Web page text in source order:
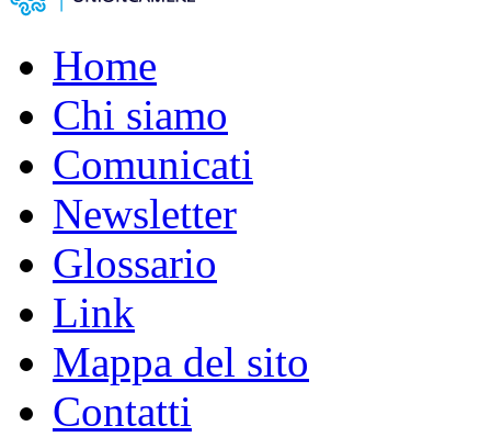
Home
Chi siamo
Comunicati
Newsletter
Glossario
Link
Mappa del sito
Contatti